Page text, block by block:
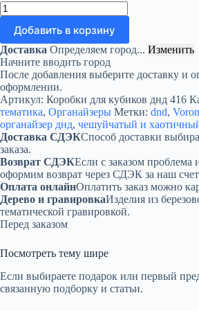
Количество
товара
Органайзер
ДнД
«Чешуйчатый
и
хаотичный
Шкатулка»
—
дерево
Добавить в корзину
Доставка Определяем город... Изменить
Начните вводить город
После добавления выберите доставку и
оформлении.
Артикул: Коробки для кубиков днд 416
тематика, Органайзеры Метки: dnd,
органайзер днд, чешуйчатый и
Доставка СДЭКСпособ доставки
заказа.
Возврат СДЭКЕсли с заказом проблема
оформим возврат через СДЭК за наш счет
Оплата онлайнОплатить заказ можно
Дерево и гравировкаИзделия из
тематической гравировкой.
Перед заказом
Посмотреть тему шире
Если выбираете подарок или первый
связанную подборку и статьи.